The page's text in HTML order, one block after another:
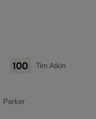
100 Tim Atkin
Parker